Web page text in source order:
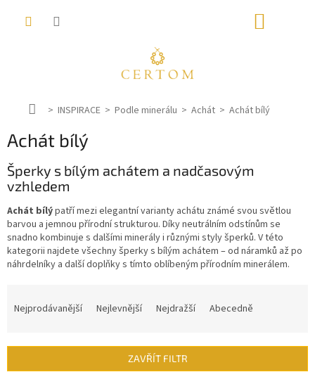
D
m
INSPIRACE Podle minerálu Achát Achát bílý
Achát bílý
Šperky s bílým achátem a nadčasovým
vzhledem
Achát bílýpatří mezi elegantní varianty achátu známé svou světlou
barvou a jemnou přírodní strukturou. Díky neutrálním odstínům se
snadno kombinuje s dalšími minerály i různými styly šperků. V této
kategorii najdete všechny šperky s bílým achátem – od náramků až po
náhrdelníky a další doplňky s tímto oblíbeným přírodním minerálem.
í
Nejprodávanější Nejlevnější Nejdražší Abecedně
ZAVŘÍT FILTR